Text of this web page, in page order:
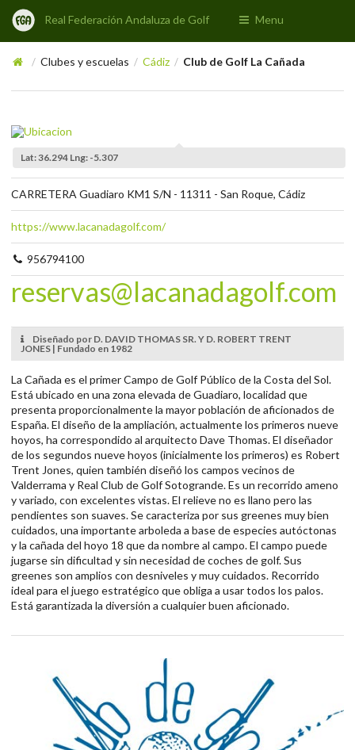
Real Federación Andaluza de Golf Menu
/ Clubes y escuelas / Cádiz / Club de Golf La Cañada
Lat: 36.294 Lng: -5.307
CARRETERA Guadiaro KM1 S/N - 11311 - San Roque, Cádiz
https://www.lacanadagolf.com/
956794100
reservas@lacanadagolf.com
Diseñado por D. DAVID THOMAS SR. Y D. ROBERT TRENT
JONES | Fundado en 1982
La Cañada es el primer Campo de Golf Público de la Costa del Sol.
Está ubicado en una zona elevada de Guadiaro, localidad que
presenta proporcionalmente la mayor población de aficionados de
España. El diseño de la ampliación, actualmente los primeros nueve
hoyos, ha correspondido al arquitecto Dave Thomas. El diseñador
de los segundos nueve hoyos (inicialmente los primeros) es Robert
Trent Jones, quien también diseñó los campos vecinos de
Valderrama y Real Club de Golf Sotogrande. Es un recorrido ameno
y variado, con excelentes vistas. El relieve no es llano pero las
pendientes son suaves. Se caracteriza por sus greenes muy bien
cuidados, una importante arboleda a base de especies autóctonas
y la cañada del hoyo 18 que da nombre al campo. El campo puede
jugarse sin dificultad y sin necesidad de coches de golf. Sus
greenes son amplios con desniveles y muy cuidados. Recorrido
ideal para el juego estratégico que obliga a usar todos los palos.
Está garantizada la diversión a cualquier buen aficionado.